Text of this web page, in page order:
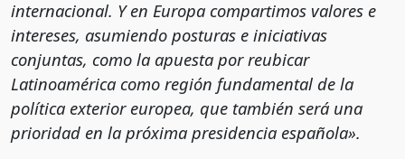
internacional. Y en Europa compartimos valores e
intereses, asumiendo posturas e iniciativas
conjuntas, como la apuesta por reubicar
Latinoamérica como región fundamental de la
política exterior europea, que también será una
prioridad en la próxima presidencia española».